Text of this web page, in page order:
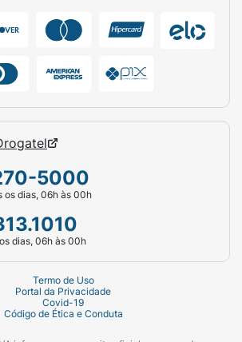
5000
os dias, 06h às 00h
dias, 06h às 00h
Termo de Uso
Portal da Privacidade
Covid-19
Código de Ética e Conduta